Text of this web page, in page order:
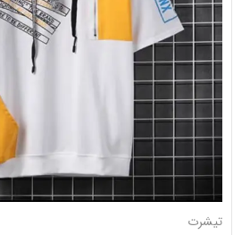
تیشرت